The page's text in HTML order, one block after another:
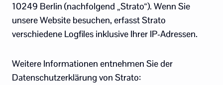
10249 Berlin (nachfolgend „Strato“). Wenn Sie
unsere Website besuchen, erfasst Strato
verschiedene Logfiles inklusive Ihrer IP-Adressen.
Weitere Informationen entnehmen Sie der
Datenschutzerklärung von Strato: